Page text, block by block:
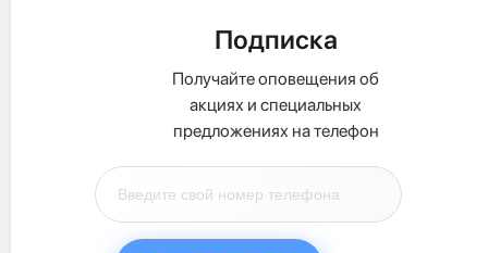
Подписка
Получайте оповещения об
акциях и специальных
предложениях на телефон